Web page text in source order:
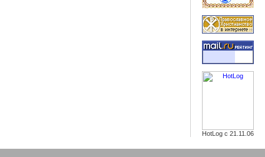
HotLog с 21.11.06